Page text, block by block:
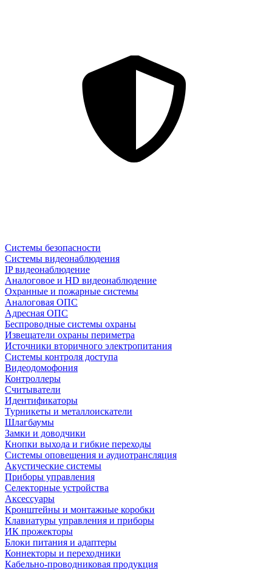
Системы безопасности
Системы видеонаблюдения
IP видеонаблюдение
Аналоговое и HD видеонаблюдение
Охранные и пожарные системы
Аналоговая ОПС
Адресная ОПС
Беспроводные системы охраны
Извещатели охраны периметра
Источники вторичного электропитания
Системы контроля доступа
Видеодомофония
Контроллеры
Считыватели
Идентификаторы
Турникеты и металлоискатели
Шлагбаумы
Замки и доводчики
Кнопки выхода и гибкие переходы
Системы оповещения и аудиотрансляция
Акустические системы
Приборы управления
Селекторные устройства
Аксессуары
Кронштейны и монтажные коробки
Клавиатуры управления и приборы
ИК прожекторы
Блоки питания и адаптеры
Коннекторы и переходники
Кабельно-проводниковая продукция